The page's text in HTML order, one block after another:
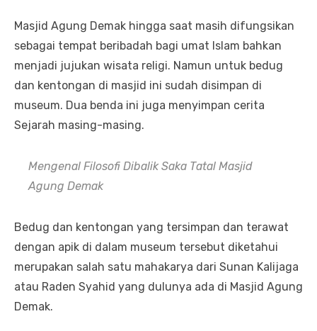
Masjid Agung Demak hingga saat masih difungsikan
sebagai tempat beribadah bagi umat Islam bahkan
menjadi jujukan wisata religi. Namun untuk bedug
dan kentongan di masjid ini sudah disimpan di
museum. Dua benda ini juga menyimpan cerita
Sejarah masing-masing.
Mengenal Filosofi Dibalik Saka Tatal Masjid
Agung Demak
Bedug dan kentongan yang tersimpan dan terawat
dengan apik di dalam museum tersebut diketahui
merupakan salah satu mahakarya dari Sunan Kalijaga
atau Raden Syahid yang dulunya ada di Masjid Agung
Demak.